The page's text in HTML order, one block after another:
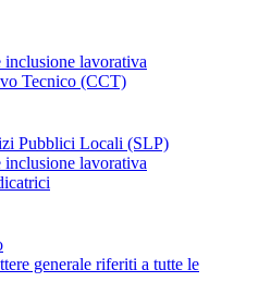
inclusione lavorativa
Tecnico (CCT)
Pubblici Locali (SLP)
inclusione lavorativa
generale riferiti a tutte le